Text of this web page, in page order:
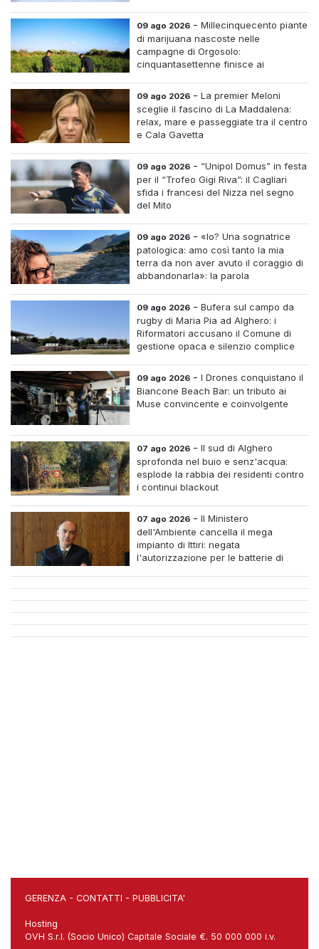
09 ago 2026 -Millecinquecento piante
di marijuana nascoste nelle
campagne di Orgosolo:
cinquantasettenne finisce ai
09 ago 2026 -La premier Meloni
sceglie il fascino di La Maddalena:
relax, mare e passeggiate tra il centro
e Cala Gavetta
09 ago 2026 - “Unipol Domus” in festa
per il “Trofeo Gigi Riva”: il Cagliari
sfida i francesi del Nizza nel segno
del Mito
09 ago 2026 - «Io? Una sognatrice
patologica: amo così tanto la mia
terra da non aver avuto il coraggio di
abbandonarla»: la parola
09 ago 2026 -Bufera sul campo da
rugby di Maria Pia ad Alghero: i
Riformatori accusano il Comune di
gestione opaca e silenzio complice
09 ago 2026 -I Drones conquistano il
Biancone Beach Bar: un tributo ai
Muse convincente e coinvolgente
07 ago 2026 -Il sud di Alghero
sprofonda nel buio e senz'acqua:
esplode la rabbia dei residenti contro
i continui blackout
07 ago 2026 -Il Ministero
dell'Ambiente cancella il mega
impianto di Ittiri: negata
l'autorizzazione per le batterie di
GERENZA - CONTATTI - PUBBLICITA'
Hosting
OVH S.r.l. (Socio Unico) Capitale Sociale €. 50 000 000 i.v.